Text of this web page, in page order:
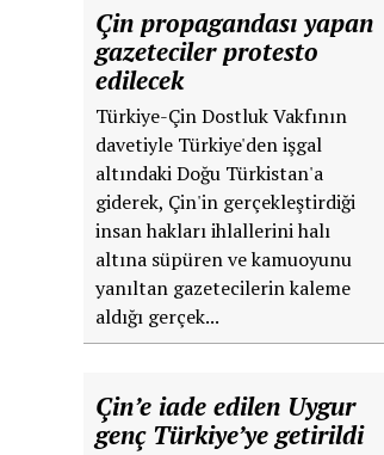
Çin propagandası yapan
gazeteciler protesto
edilecek
Türkiye-Çin Dostluk Vakfının
davetiyle Türkiye'den işgal
altındaki Doğu Türkistan'a
giderek, Çin'in gerçekleştirdiği
insan hakları ihlallerini halı
altına süpüren ve kamuoyunu
yanıltan gazetecilerin kaleme
aldığı gerçek...
Çin’e iade edilen Uygur
genç Türkiye’ye getirildi